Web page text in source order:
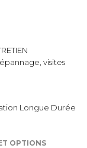
visites
Longue Durée
OPTIONS